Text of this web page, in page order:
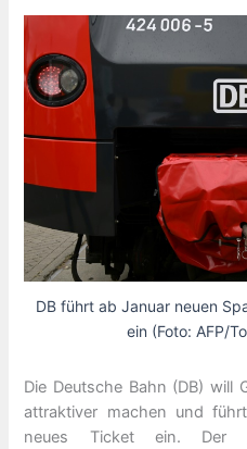
DB führt ab Januar neuen
ein (Foto: AFP/
Die Deutsche Bahn (DB) will
attraktiver machen und
neues Ticket ein. Der